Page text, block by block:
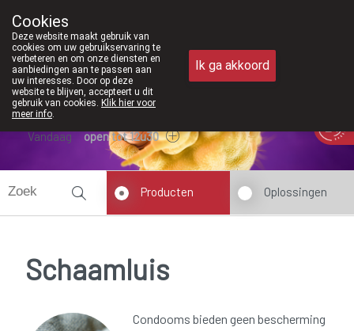
011/610300
Vandaag open tot 12u30
Producten Oplossingen
Schaamluis
Condooms bieden geen bescherming
Cookies
Deze website maakt gebruik van
cookies om uw gebruikservaring te
verbeteren en om onze diensten en
aanbiedingen aan te passen aan
uw interesses. Door op deze
website te blijven, accepteert u dit
gebruik van cookies. Klik hier voor
meer info.
Ik ga akkoord